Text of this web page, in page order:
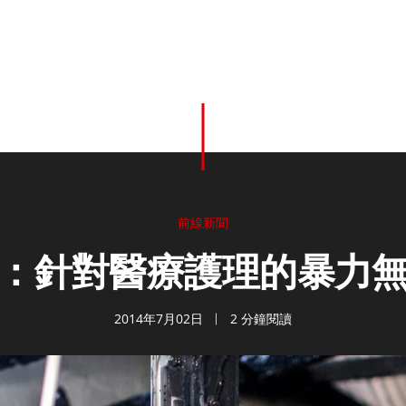
前線新聞
針對醫療護理的暴力
2014年7月02日 2 分鐘閱讀